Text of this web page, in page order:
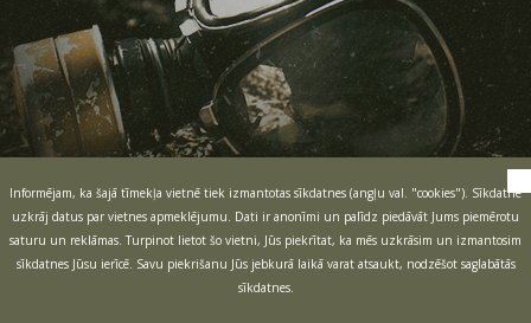
Informējam, ka šajā tīmekļa vietnē tiek izmantotas sīkdatnes (angļu val. "cookies"). Sīkdatne
uzkrāj datus par vietnes apmeklējumu. Dati ir anonīmi un palīdz piedāvāt Jums piemērotu
saturu un reklāmas. Turpinot lietot šo vietni, Jūs piekrītat, ka mēs uzkrāsim un izmantosim
sīkdatnes Jūsu ierīcē. Savu piekrišanu Jūs jebkurā laikā varat atsaukt, nodzēšot saglabātās
sīkdatnes.